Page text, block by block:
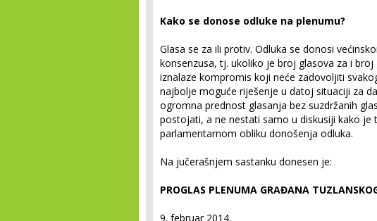
Kako se donose odluke na plenumu?
Glasa se za ili protiv. Odluka se donosi
konsenzusa, tj. ukoliko je broj glasova za i
iznalaze kompromis koji neće zadovoljiti
najbolje moguće riješenje u datoj situaciji za
ogromna prednost glasanja bez suzdržanih
postojati, a ne nestati samo u diskusiji kako je
parlamentarnom obliku donošenja odluka.
Na jučerašnjem sastanku donesen je:
PROGLAS PLENUMA GRAĐANA
9. februar 2014.